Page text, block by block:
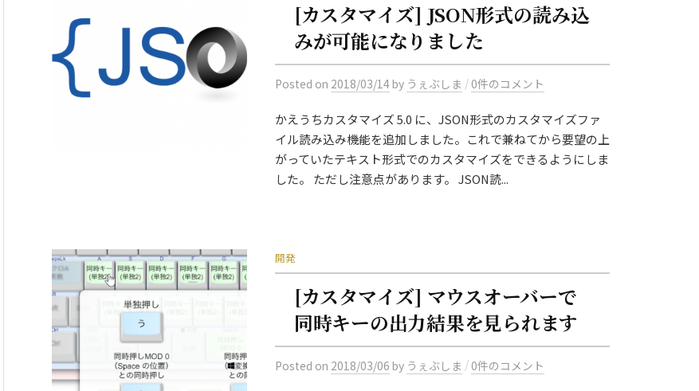
[カスタマイズ] JSON形式の読み込
みが可能になりました
Posted on 2018/03/14by うぇぶしま / 0件のコメント
かえうちカスタマイズ 5.0 に、JSON形式のカスタマイズファ
イル読み込み機能を追加しました。これで兼ねてから要望の上
がっていたテキスト形式でのカスタマイズをできるようにしま
した。 ただし注意点があります。 JSON読...
開発
[カスタマイズ] マウスオーバーで
同時キーの出力結果を見られます
Posted on 2018/03/06 by うぇぶしま / 0件のコメント